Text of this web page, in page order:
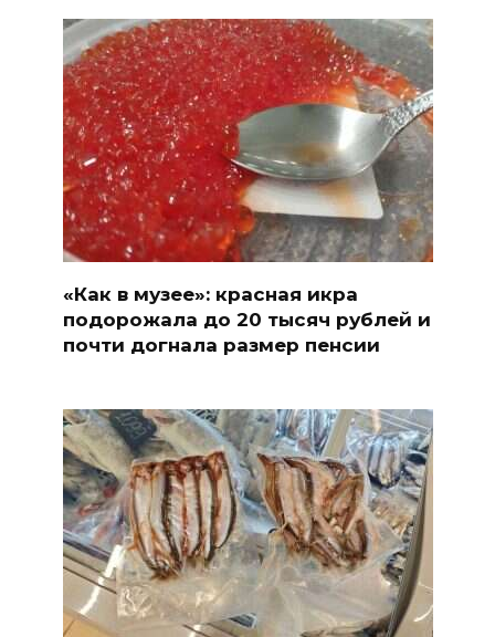
«Как в музее»: красная икра
подорожала до 20 тысяч рублей и
почти догнала размер пенсии